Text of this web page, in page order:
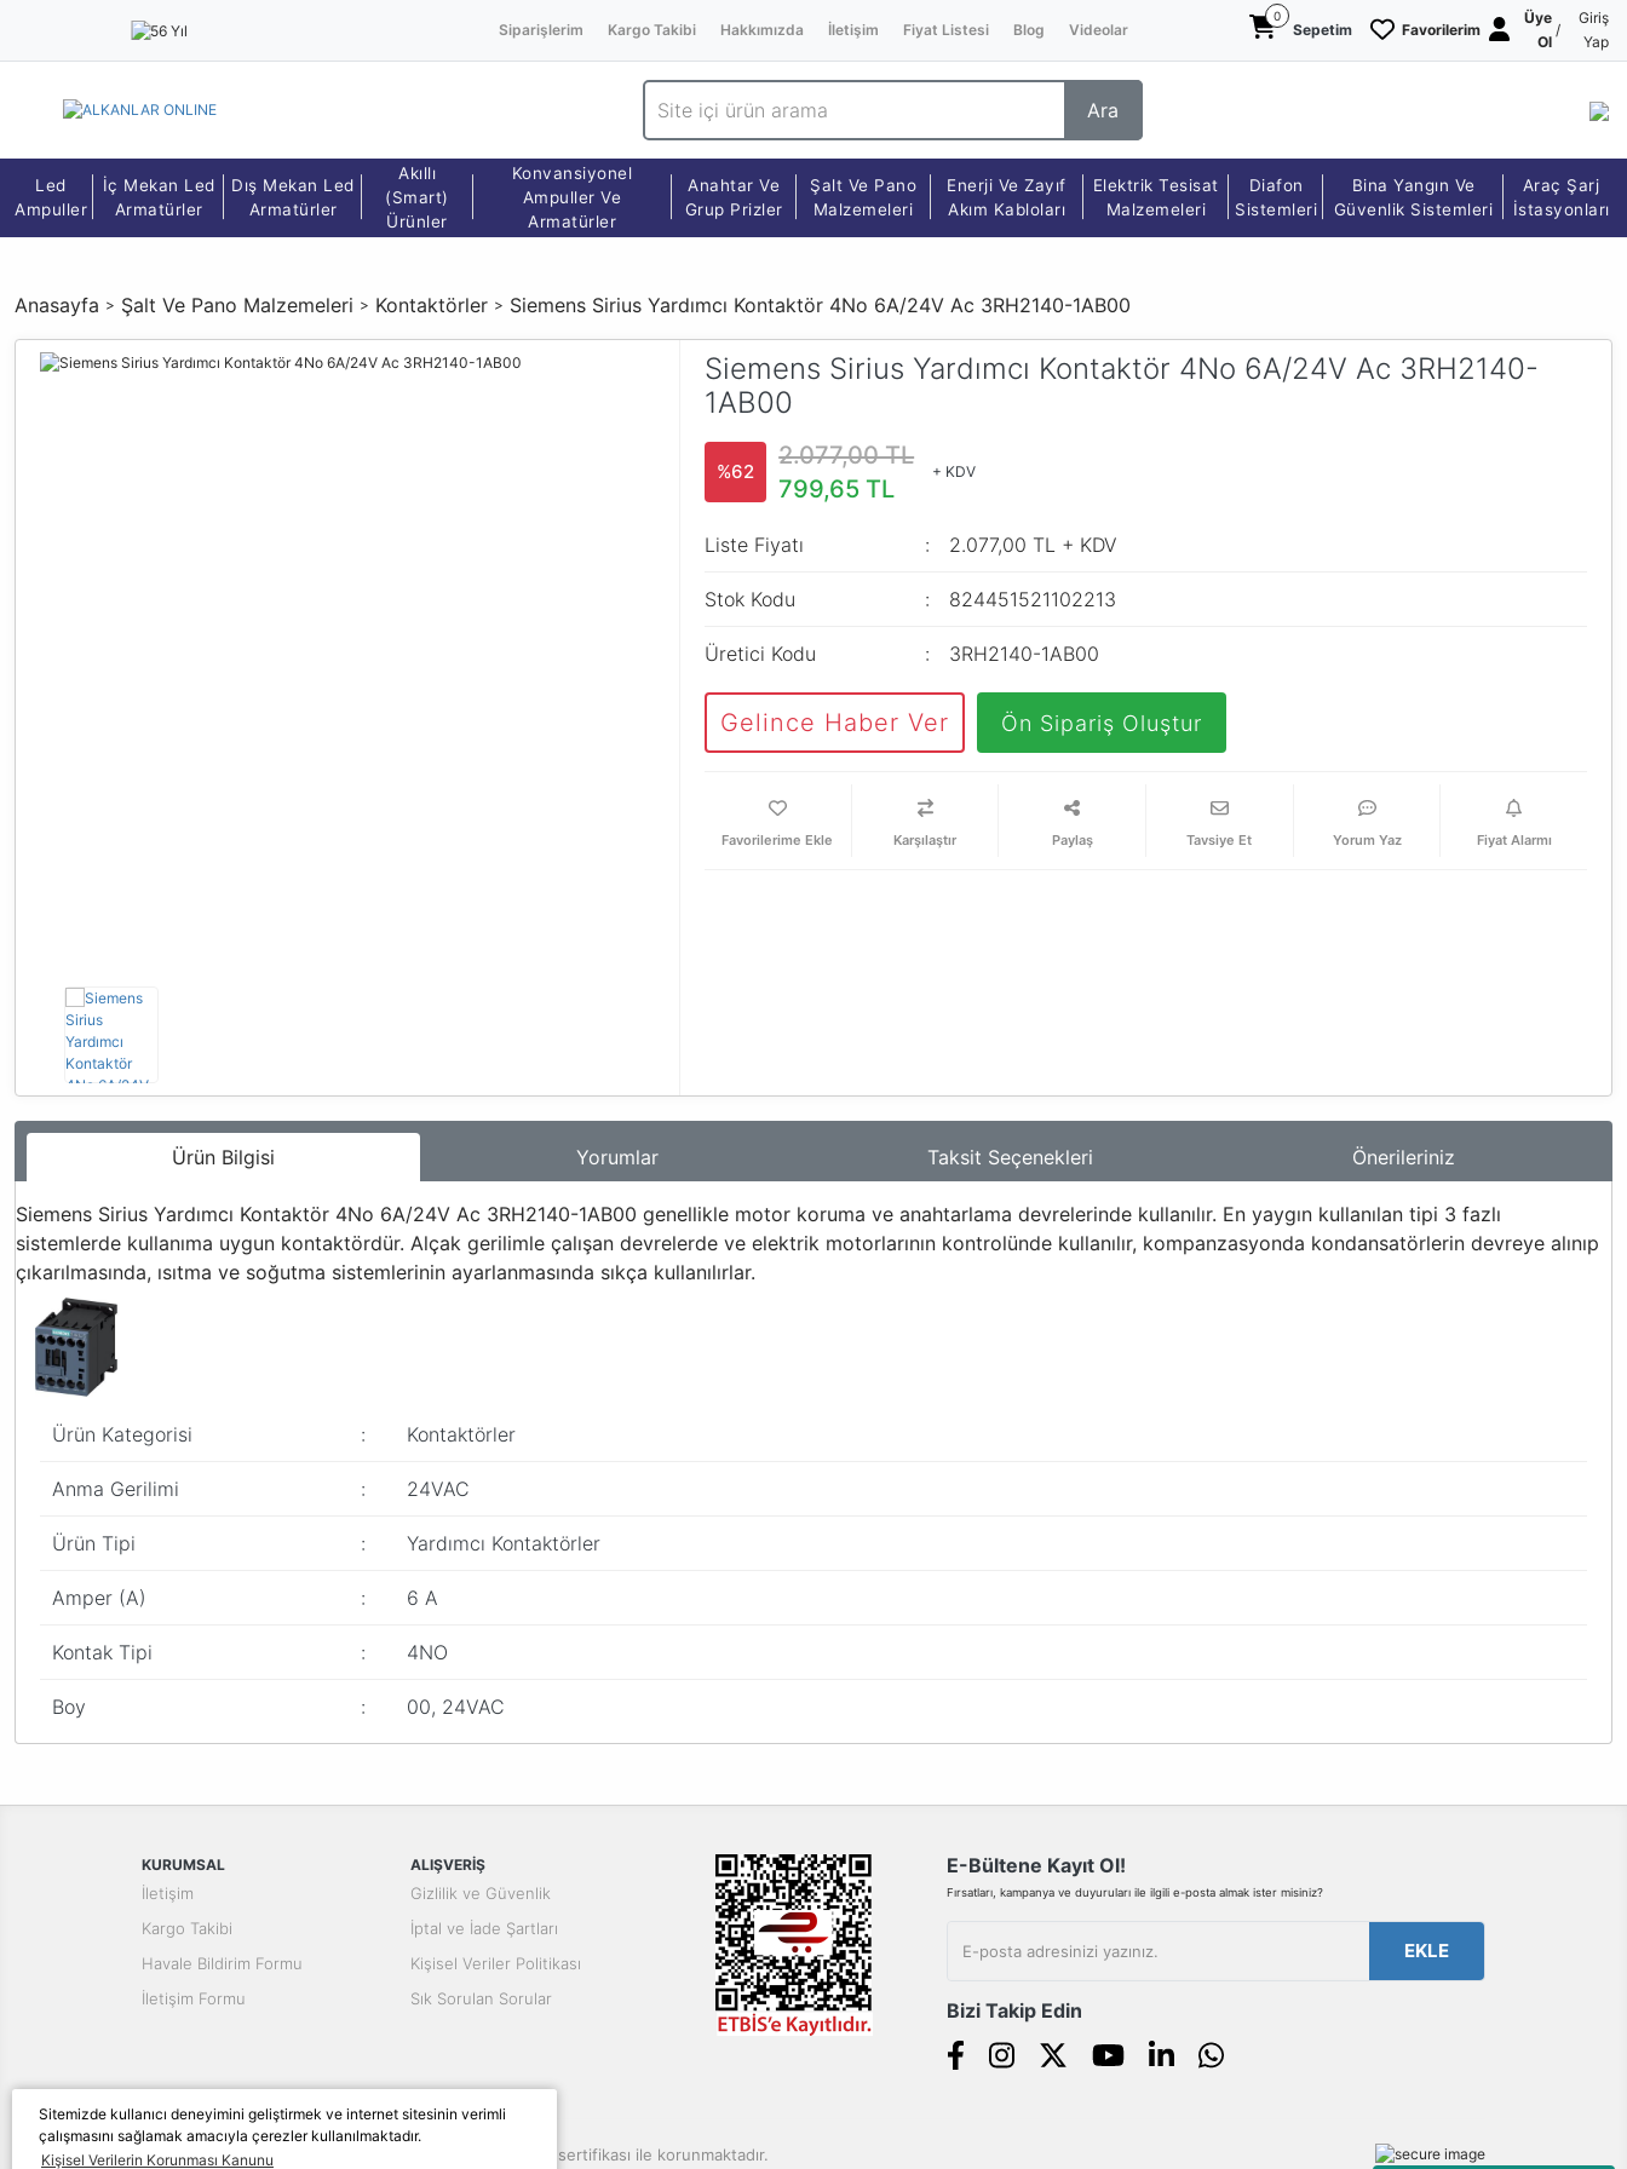
Sitemizde kullanıcı deneyimini geliştirmek ve internet sitesinin verimli
çalışmasını sağlamak amacıyla çerezler kullanılmaktadır.
Kişisel Verilerin Korunması Kanunu
Siparişlerim Kargo Takibi Hakkımızda İletişim Fiyat Listesi Blog Videolar
0
Sepetim Favorilerim
Üye
Ol
/
Giriş
Yap
Ara
Led
Ampuller
İç Mekan Led
Armatürler
Dış Mekan Led
Armatürler
Akıllı
(Smart)
Ürünler
Konvansiyonel
Ampuller Ve
Armatürler
Anahtar Ve
Grup Prizler
Şalt Ve Pano
Malzemeleri
Enerji Ve Zayıf
Akım Kabloları
Elektrik Tesisat
Malzemeleri
Diafon
Sistemleri
Bina Yangın Ve
Güvenlik Sistemleri
Araç Şarj
İstasyonları
Anasayfa Şalt Ve Pano Malzemeleri Kontaktörler Siemens Sirius Yardımcı Kontaktör 4No 6A/24V Ac 3RH2140-1AB00
Siemens Sirius Yardımcı Kontaktör 4No 6A/24V Ac 3RH2140-
1AB00
%62
2.077,00 TL
799,65 TL
+ KDV
Liste Fiyatı 2.077,00 TL + KDV
Stok Kodu 824451521102213
Üretici Kodu 3RH2140-1AB00
Gelince Haber Ver Ön Sipariş Oluştur
Karşılaştır Paylaş Tavsiye Et Yorum Yaz Fiyat Alarmı
Ürün Bilgisi Yorumlar Taksit Seçenekleri Önerileriniz
Siemens Sirius Yardımcı Kontaktör 4No 6A/24V Ac 3RH2140-1AB00 genellikle motor koruma ve anahtarlama devrelerinde kullanılır. En yaygın kullanılan tipi 3 fazlı
sistemlerde kullanıma uygun kontaktördür. Alçak gerilimle çalışan devrelerde ve elektrik motorlarının kontrolünde kullanılır, kompanzasyonda kondansatörlerin devreye alınıp
çıkarılmasında, ısıtma ve soğutma sistemlerinin ayarlanmasında sıkça kullanılırlar.
Ürün Kategorisi : Kontaktörler
Anma Gerilimi : 24VAC
Ürün Tipi : Yardımcı Kontaktörler
Amper (A) : 6 A
Kontak Tipi : 4NO
Boy : 00, 24VAC
Ürün bilgilerinde hatalar bulunuyor.
Ürün fiyatı diğer sitelerden daha pahalı.
Bu ürüne benzer farklı alternatifler olmalı.
KURUMSAL
İletişim
Kargo Takibi
Havale Bildirim Formu
İletişim Formu
ALIŞVERİŞ
Gizlilik ve Güvenlik
İptal ve İade Şartları
Kişisel Veriler Politikası
Sık Sorulan Sorular
E-Bültene Kayıt Ol!
Fırsatları, kampanya ve duyuruları ile ilgili e-posta almak ister misiniz?
EKLE
Bizi Takip Edin
© Tüm hakları saklıdır. Kredi kartı bilgileriniz 256bit SSL sertifikası ile korunmaktadır.